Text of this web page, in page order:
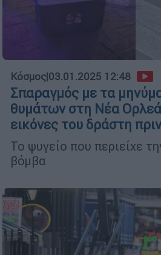
Κόσμος|03.01.2025 12:48
Σπαραγμός με τα
θυμάτων στη Νέα
εικόνες του δράστη
Το ψυγείο που περιείχε
βόμβα